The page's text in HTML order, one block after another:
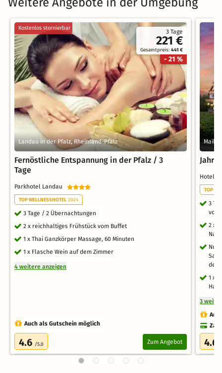
3 Tage
221 €
Gesamtpreis:441 €
- 21 %
Kostenlos stornierbar
Landau in der Pfalz, Rheinland-Pfalz
Fernöstliche Entspannung in der Pfalz / 3
Tage
Parkhotel Landau
TOP WELLNESSHOTEL 2024
3 Tage / 2 Übernachtungen
2 x reichhaltiges Frühstück vom Buffet
1 x Thai Ganzkörper Massage, 60 Minuten
1 x Flasche Wein auf dem Zimmer
4 weitere anzeigen
Auch als Gutschein möglich
4.6 /5.0 Zum Angebot
Hotel
TOP
3
2 x
der
1 x
3
4.6